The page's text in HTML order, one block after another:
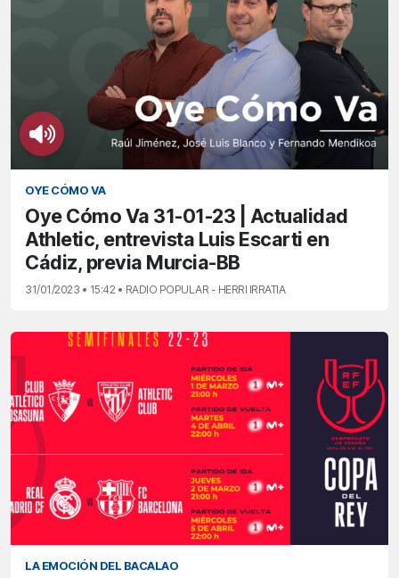
OYE CÓMO VA
Oye Cómo Va 31-01-23 | Actualidad
Athletic, entrevista Luis Escarti en
Cádiz, previa Murcia-BB
31/01/2023 • 15:42 • RADIO POPULAR - HERRI IRRATIA
LA EMOCIÓN DEL BACALAO